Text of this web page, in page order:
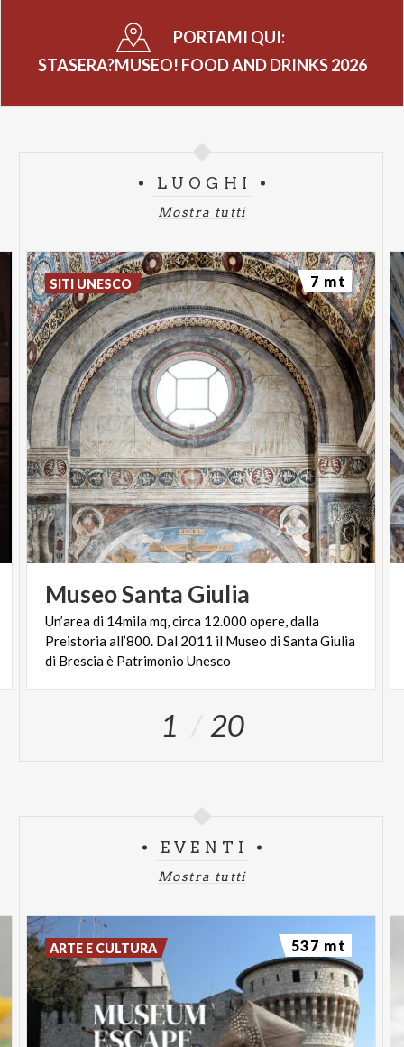
dell’atmosfera.
L’illuminazione e l’ambiente
, nonchè
della selezione musicale, sarà invececurata da
Deejay Choice, anch’esso sponsor del progetto.
dell’offerta enogastronomica per la serata e che per
Agricola Fratelli Berlucchi per una proposta
esclusiva dei suoi rinomati vini made in Franciacorta,
che vedrà protagonista la limited edition del
Freccianera Brut ‘Vittoria Alata” DOCG.
Informazioni e prenotazioni
338 7745984
Per riservare un tavolo è possibile prenotare dal
martedì alla domenica a partire dalle ore 14.00
PORTAMI QUI:
STASERA?MUSEO! FOOD AND DRINKS 2026
LUOGHI
Mostra tutti
MuseoSanta Giulia
Un’area di 14mila mq, circa 12.000 opere, dalla
Preistoria all’800. Dal 2011 il Museo di Santa Giulia
di Brescia è Patrimonio Unesco
SITI UNESCO 7 mt
1 20
EVENTI
Mostra tutti
ARTE E CULTURA 537 mt